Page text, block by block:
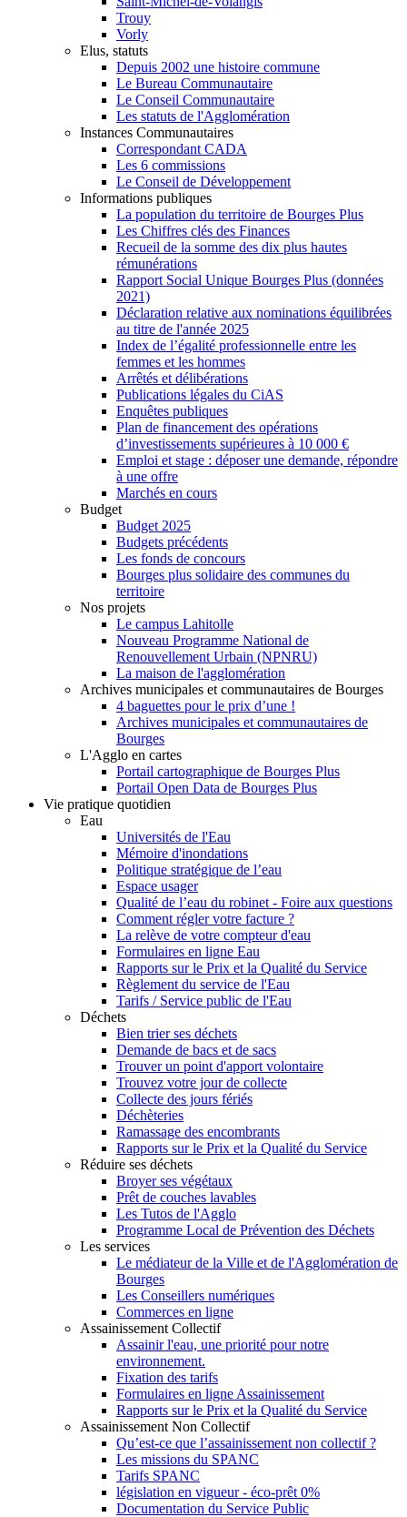
Trouy
Vorly
Elus, statuts
Depuis 2002 une histoire commune
Le Bureau Communautaire
Le Conseil Communautaire
Les statuts de l'Agglomération
Instances Communautaires
Correspondant CADA
Les 6 commissions
Le Conseil de Développement
Informations publiques
La population du territoire de Bourges Plus
Les Chiffres clés des Finances
Recueil de la somme des dix plus hautes
rémunérations
Rapport Social Unique Bourges Plus (données
2021)
Déclaration relative aux nominations équilibrées
au titre de l'année 2025
Index de l’égalité professionnelle entre les
femmes et les hommes
Arrêtés et délibérations
Publications légales du CiAS
Enquêtes publiques
Plan de financement des opérations
d’investissements supérieures à 10 000 €
Emploi et stage : déposer une demande, répondre
à une offre
Marchés en cours
Budget
Budget 2025
Budgets précédents
Les fonds de concours
Bourges plus solidaire des communes du
territoire
Nos projets
Le campus Lahitolle
Nouveau Programme National de
Renouvellement Urbain (NPNRU)
La maison de l'agglomération
Archives municipales et communautaires de Bourges
4 baguettes pour le prix d’une !
Archives municipales et communautaires de
Bourges
L'Agglo en cartes
Portail cartographique de Bourges Plus
Portail Open Data de Bourges Plus
Vie pratique quotidien
Eau
Universités de l'Eau
Mémoire d'inondations
Politique stratégique de l’eau
Espace usager
Qualité de l’eau du robinet - Foire aux questions
Comment régler votre facture ?
La relève de votre compteur d'eau
Formulaires en ligne Eau
Rapports sur le Prix et la Qualité du Service
Règlement du service de l'Eau
Tarifs / Service public de l'Eau
Déchets
Bien trier ses déchets
Demande de bacs et de sacs
Trouver un point d'apport volontaire
Trouvez votre jour de collecte
Collecte des jours fériés
Déchèteries
Ramassage des encombrants
Rapports sur le Prix et la Qualité du Service
Réduire ses déchets
Broyer ses végétaux
Prêt de couches lavables
Les Tutos de l'Agglo
Programme Local de Prévention des Déchets
Les services
Le médiateur de la Ville et de l'Agglomération de
Bourges
Les Conseillers numériques
Commerces en ligne
Assainissement Collectif
Assainir l'eau, une priorité pour notre
environnement.
Fixation des tarifs
Formulaires en ligne Assainissement
Rapports sur le Prix et la Qualité du Service
Assainissement Non Collectif
Qu’est-ce que l’assainissement non collectif ?
Les missions du SPANC
Tarifs SPANC
législation en vigueur - éco-prêt 0%
Documentation du Service Public